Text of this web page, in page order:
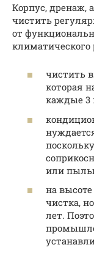
Корпус, дренаж,
чистить
от
чистить
которая
каждые 3
или
на
чистка,
лет.